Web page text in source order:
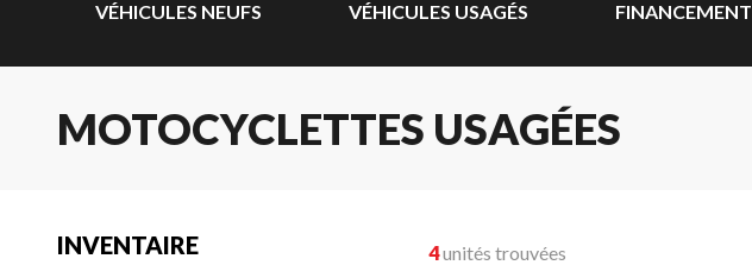
VÉHICULES NEUFS VÉHICULES USAGÉS FINANCEMENT
MOTOCYCLETTES USAGÉES
INVENTAIRE 4unités trouvées